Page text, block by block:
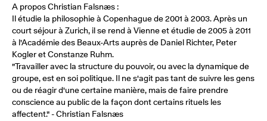
A propos Christian Falsnæs :
Il étudie la philosophie à Copenhague de 2001 à 2003. Après un
court séjour à Zurich, il se rend à Vienne et étudie de 2005 à 2011
à l'Académie des Beaux-Arts auprès de Daniel Richter, Peter
Kogler et Constanze Ruhm.
"Travailler avec la structure du pouvoir, ou avec la dynamique de
groupe, est en soi politique. Il ne s'agit pas tant de suivre les gens
ou de réagir d'une certaine manière, mais de faire prendre
conscience au public de la façon dont certains rituels les
affectent." - Christian Falsnæs